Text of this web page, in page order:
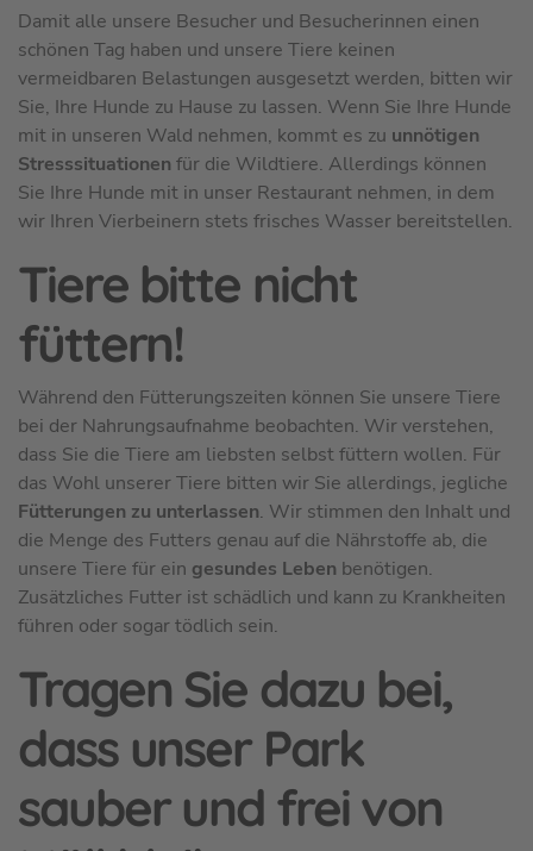
Damit alle unsere Besucher und Besucherinnen einen
schönen Tag haben und unsere Tiere keinen
vermeidbaren Belastungen ausgesetzt werden, bitten wir
Sie, Ihre Hunde zu Hause zu lassen. Wenn Sie Ihre Hunde
mit in unseren Wald nehmen, kommt es zu unnötigen
Stresssituationen für die Wildtiere. Allerdings können
Sie Ihre Hunde mit in unser Restaurant nehmen, in dem
wir Ihren Vierbeinern stets frisches Wasser bereitstellen.
Tiere bitte nicht
füttern!
Während den Fütterungszeiten können Sie unsere Tiere
bei der Nahrungsaufnahme beobachten. Wir verstehen,
dass Sie die Tiere am liebsten selbst füttern wollen. Für
das Wohl unserer Tiere bitten wir Sie allerdings, jegliche
Fütterungen zu unterlassen. Wir stimmen den Inhalt und
die Menge des Futters genau auf die Nährstoffe ab, die
unsere Tiere für ein gesundes Leben benötigen.
Zusätzliches Futter ist schädlich und kann zu Krankheiten
führen oder sogar tödlich sein.
Tragen Sie dazu bei,
dass unser Park
sauber und frei von